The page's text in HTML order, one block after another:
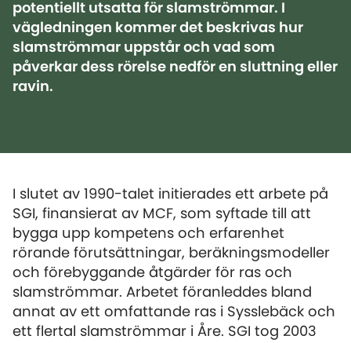
potentiellt utsatta för slamströmmar. I
vägledningen kommer det beskrivas hur
slamströmmar uppstår och vad som
påverkar dess rörelse nedför en sluttning eller
ravin.
I slutet av 1990-talet initierades ett arbete på
SGI, finansierat av MCF, som syftade till att
bygga upp kompetens och erfarenhet
rörande förutsättningar, beräkningsmodeller
och förebyggande åtgärder för ras och
slamströmmar. Arbetet föranleddes bland
annat av ett omfattande ras i Sysslebäck och
ett flertal slamströmmar i Åre. SGI tog 2003